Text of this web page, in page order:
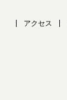
アクセス